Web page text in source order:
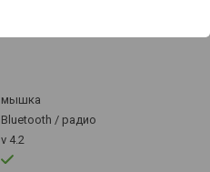
мышка
Bluetooth / радио
v 4.2